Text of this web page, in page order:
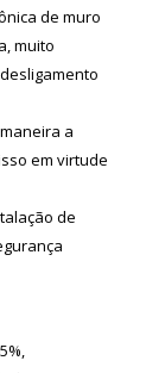
de muro
muito
a
em virtude
de